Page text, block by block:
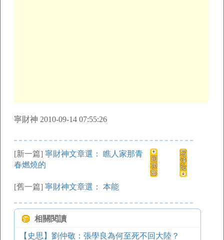
寧財神 2010-09-14 07:55:26
[新一篇] 寧財神文章選： 瞧人家那青
春燃燒的
[舊一篇] 寧財神文章選： 本能
相關閱讀
【史思】劉仲敬：張學良為何至死不回大陸？